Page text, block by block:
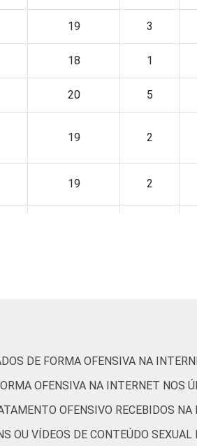
19 3
18 1
20 5
19 2
19 2
20 2
DE FORMA OFENSIVA NA
OFENSIVA NA INTERNET NOS
OFENSIVO RECEBIDOS
OU VÍDEOS DE CONTEÚDO